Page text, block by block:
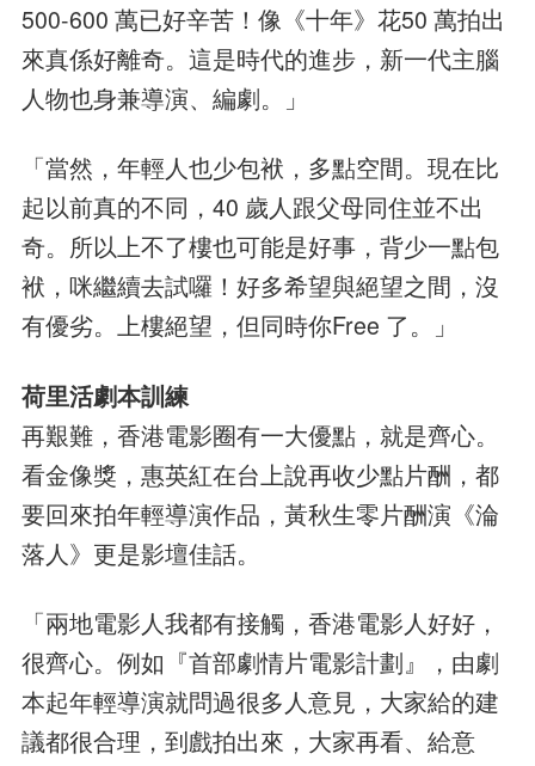
500-600 萬已好辛苦！像《十年》花50 萬拍出
來真係好離奇。這是時代的進步，新一代主腦
人物也身兼導演、編劇。」
「當然，年輕人也少包袱，多點空間。現在比
起以前真的不同，40 歲人跟父母同住並不出
奇。所以上不了樓也可能是好事，背少一點包
袱，咪繼續去試囉！好多希望與絕望之間，沒
有優劣。上樓絕望，但同時你Free 了。」
荷里活劇本訓練
再艱難，香港電影圈有一大優點，就是齊心。
看金像獎，惠英紅在台上說再收少點片酬，都
要回來拍年輕導演作品，黃秋生零片酬演《淪
落人》更是影壇佳話。
「兩地電影人我都有接觸，香港電影人好好，
很齊心。例如『首部劇情片電影計劃』，由劇
本起年輕導演就問過很多人意見，大家給的建
議都很合理，到戲拍出來，大家再看、給意